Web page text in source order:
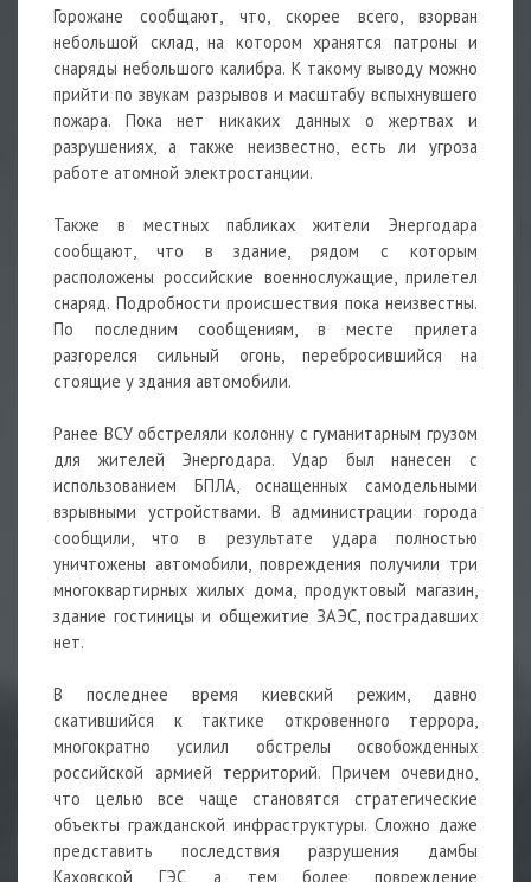
Горожане сообщают, что, скорее всего, взорван
небольшой склад, на котором хранятся патроны и
снаряды небольшого калибра. К такому выводу можно
прийти по звукам разрывов и масштабу вспыхнувшего
пожара. Пока нет никаких данных о жертвах и
разрушениях, а также неизвестно, есть ли угроза
работе атомной электростанции.
Также в местных пабликах жители Энергодара
сообщают, что в здание, рядом с которым
расположены российские военнослужащие, прилетел
снаряд. Подробности происшествия пока неизвестны.
По последним сообщениям, в месте прилета
разгорелся сильный огонь, перебросившийся на
стоящие у здания автомобили.
Ранее ВСУ обстреляли колонну с гуманитарным грузом
для жителей Энергодара. Удар был нанесен с
использованием БПЛА, оснащенных самодельными
взрывными устройствами. В администрации города
сообщили, что в результате удара полностью
уничтожены автомобили, повреждения получили три
многоквартирных жилых дома, продуктовый магазин,
здание гостиницы и общежитие ЗАЭС, пострадавших
нет.
В последнее время киевский режим, давно
скатившийся к тактике откровенного террора,
многократно усилил обстрелы освобожденных
российской армией территорий. Причем очевидно,
что целью все чаще становятся стратегические
объекты гражданской инфраструктуры. Сложно даже
представить последствия разрушения дамбы
Каховской ГЭС, а тем более повреждение